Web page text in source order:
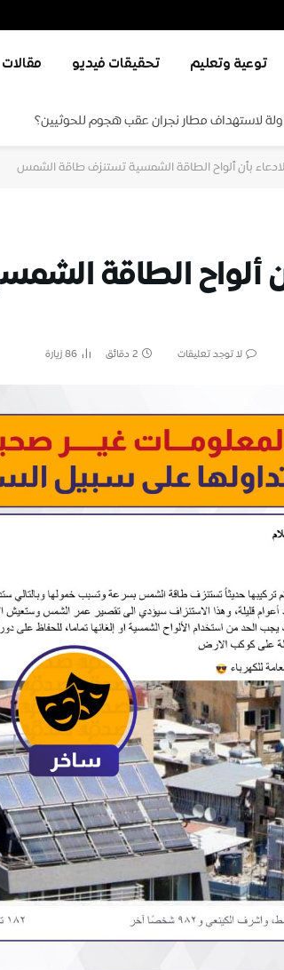
توعية وتعليم تحقيقات فيديو مقالات
لاستهداف مطار نجران عقب هجوم للحوثيين؟
بأن ألواح الطاقة الشمسية تستنزف طاقة الشمس
ألواح الطاقة
لا توجد تعليقات 2 دقائق 86زيارة